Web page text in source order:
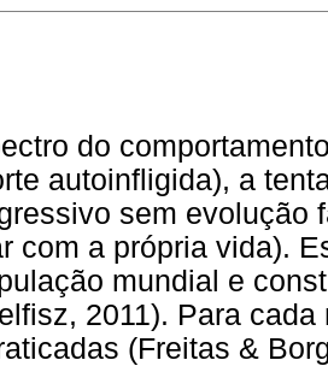
do
autoinfligida), a
sem evolução
com a própria vida).
mundial e
2011). Para
(Freitas &